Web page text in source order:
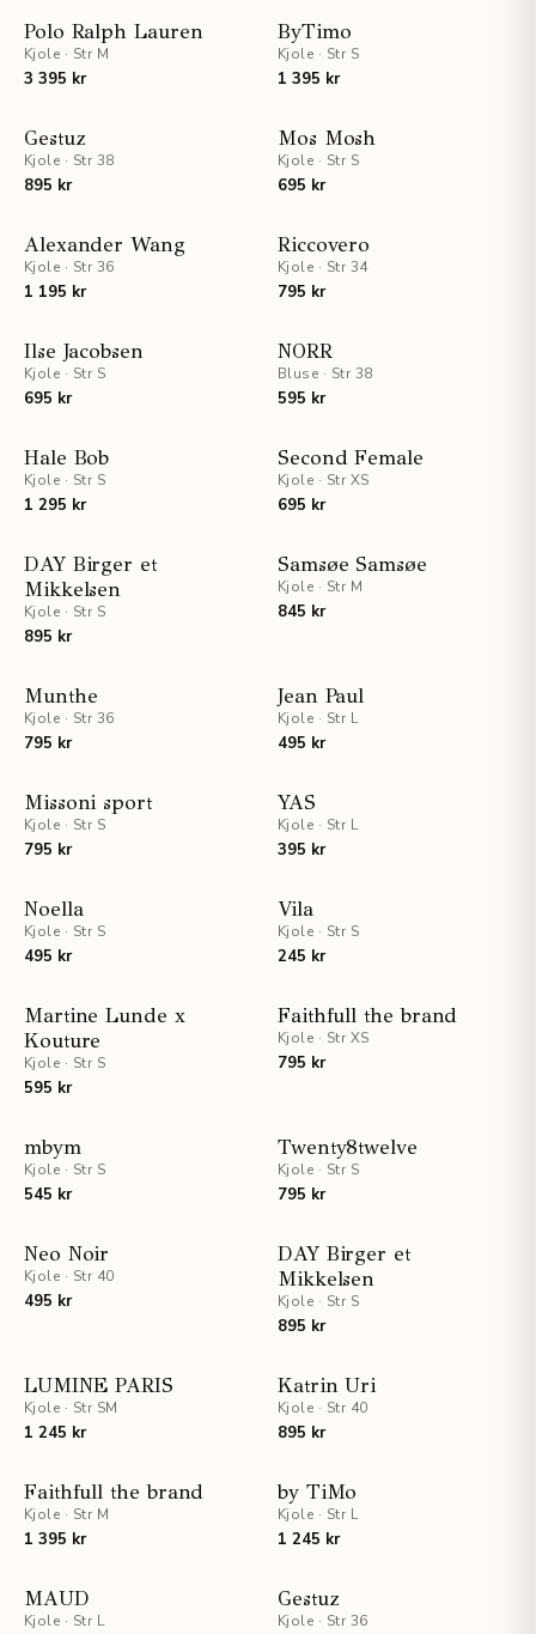
Polo Ralph Lauren
Kjole · Str M
3 395 kr
ByTimo
Kjole · Str S
1 395 kr
Gestuz
Kjole · Str 38
895 kr
Mos Mosh
Kjole · Str S
695 kr
Alexander Wang
Kjole · Str 36
1 195 kr
Riccovero
Kjole · Str 34
795 kr
Ilse Jacobsen
Kjole · Str S
695 kr
NORR
Bluse · Str 38
595 kr
Hale Bob
Kjole · Str S
1 295 kr
STAFF PICKS
Second Female
Kjole · Str XS
695 kr
DAY Birger et
Mikkelsen
Kjole · Str S
895 kr
Samsøe Samsøe
Kjole · Str M
845 kr
Munthe
Kjole · Str 36
795 kr
Jean Paul
Kjole · Str L
495 kr
STAFF PICKS
Missoni sport
Kjole · Str S
795 kr
YAS
Kjole · Str L
395 kr
Noella
Kjole · Str S
495 kr
Vila
Kjole · Str S
245 kr
Martine Lunde x
Kouture
Kjole · Str S
595 kr
Faithfull the brand
Kjole · Str XS
795 kr
mbym
Kjole · Str S
545 kr
Twenty8twelve
Kjole · Str S
795 kr
Neo Noir
Kjole · Str 40
495 kr
DAY Birger et
Mikkelsen
Kjole · Str S
895 kr
LUMINE PARIS
Kjole · Str SM
1 245 kr
Katrin Uri
Kjole · Str 40
895 kr
STAFF PICKS
Faithfull the brand
Kjole · Str M
1 395 kr
by TiMo
Kjole · Str L
1 245 kr
MAUD
Kjole · Str L
Gestuz
Kjole · Str 36